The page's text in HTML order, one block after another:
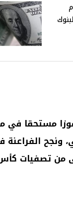
مستحقا في
ونجح الفراعنة
من تصفيات